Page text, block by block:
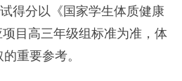
得分以《国家学生体质健康
目高三年级组标准为准，体
重要参考。